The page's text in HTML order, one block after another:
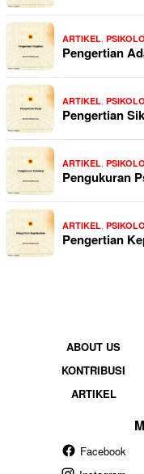
ARTIKEL
Pengertian
ARTIKEL
Pengertian
ARTIKEL
Pengukuran
ARTIKEL
Pengertian
ABOUT US
KONTRIBUSI
ARTIKEL
Facebook